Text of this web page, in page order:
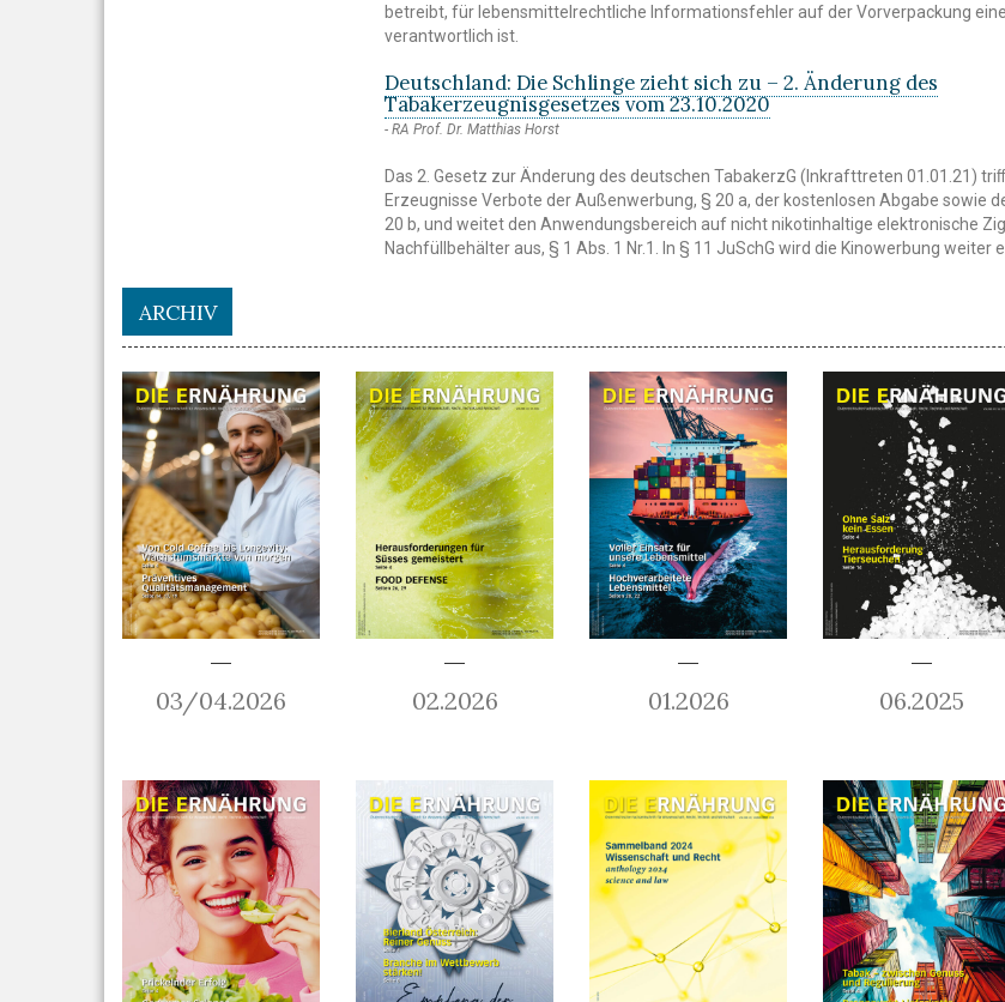
betreibt, für lebensmittelrechtliche Informationsfehler auf der Vorverpackung
verantwortlich ist.
Deutschland: Die Schlinge zieht sich zu – 2. Änderung des
Tabakerzeugnisgesetzes vom 23.10.2020
RA Prof. Dr. Matthias Horst
Das 2. Gesetz zur Änderung des deutschen TabakerzG (Inkrafttreten 01.01.21)
Erzeugnisse Verbote der Außenwerbung, § 20 a, der kostenlosen Abgabe sowie
20 b, und weitet den Anwendungsbereich auf nicht nikotinhaltige elektronische
Nachfüllbehälter aus, § 1 Abs. 1 Nr.1. In § 11 JuSchG wird die Kinowerbung weiter
ARCHIV
03/04.2026 02.2026 01.2026 06.2025